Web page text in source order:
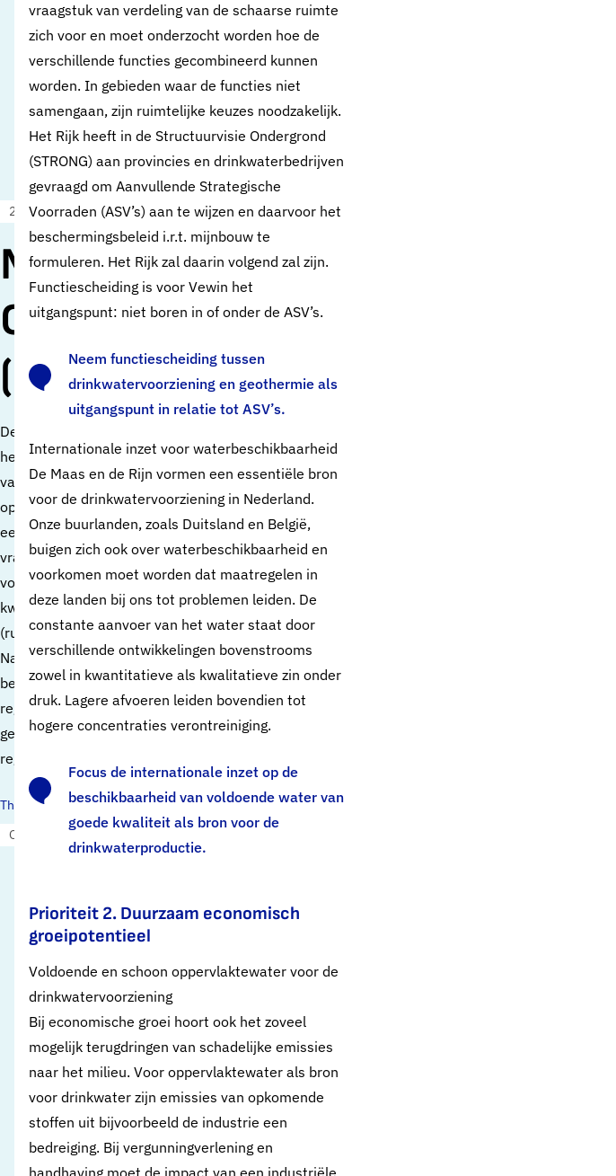
Nationale
Omgevingsvisie
(NOVI)
De drinkwaterbedrijven garanderen uitstekende kwaliteit van
het drinkwater, maar intensieve zuive­ringsstappen zijn nodig
vanwege bedreigingen van onze bronnen: het grond- en
oppervlaktewater. Ontwikkelingen als klimaatverandering en
een toenemende druk op de boven- en ondergrondse ruimte
vragen daarnaast extra aandacht voor voldoende zoetwater
voor de drinkwatervoorziening. Voldoende kwaliteit en
kwantiteit van onze bronnen heeft consequenties voor de
(ruimtelijke) inrichting van de leefomgeving. In de definitieve
Nationale Omgevingsvisie (Novi) is drinkwater als nationaal
belang goed vastgelegd. Het gaat er nu om dat dit belang in de
regionale uitwerking ook doorwerkt. Provinciaal in de POVI’s,
gemeentelijk in de GOVI’s, en natuurlijk in de landelijke en
regionale waterprogramma’s.
23 september 2020 Oud standpunt
Thema's:
Omgevingswet en omgevingsvisies
vraag­stuk van verdeling van de schaarse ruimte
zich voor en moet onderzocht worden hoe de
verschillende functies gecombineerd kunnen
worden. In gebieden waar de functies niet
samengaan, zijn ruimtelijke keuzes noodzakelijk.
Het Rijk heeft in de Structuurvisie Ondergrond
(STRONG) aan provincies en drinkwaterbedrijven
gevraagd om Aanvullende Strategische
Voorraden (ASV’s) aan te wijzen en daar­voor het
beschermingsbeleid i.r.t. mijnbouw te
formuleren. Het Rijk zal daarin volgend zal zijn.
Functiescheiding is voor Vewin het
uitgangspunt: niet boren in of onder de ASV’s.
Neem functiescheiding tussen
drinkwatervoorziening en geothermie als
uitgangspunt in relatie tot ASV’s.
Internationale inzet voor waterbeschikbaarheid
De Maas en de Rijn vormen een essentiële bron
voor de drinkwatervoorziening in Nederland.
Onze buurlanden, zoals Duitsland en België,
buigen zich ook over waterbeschikbaarheid en
voorkomen moet worden dat maatregelen in
deze landen bij ons tot problemen leiden. De
constante aanvoer van het water staat door
verschillende ontwikkelingen bovenstrooms
zowel in kwantitatieve als kwalitatieve zin onder
druk. Lagere afvoeren leiden bovendien tot
hogere concentraties verontreiniging.
Focus de internationale inzet op de
beschikbaarheid van voldoende water van
goede kwaliteit als bron voor de
drinkwaterproductie.
Prioriteit 2. Duurzaam economisch
groeipotentieel
Voldoende en schoon oppervlaktewater voor de
drinkwatervoorziening
Bij economische groei hoort ook het zoveel
mogelijk terugdringen van schadelijke emissies
naar het milieu. Voor oppervlaktewater als bron
voor drinkwater zijn emissies van opkomende
stoffen uit bij­voorbeeld de industrie een
bedreiging. Bij vergunningverlening en
handhaving moet de impact van een industriële